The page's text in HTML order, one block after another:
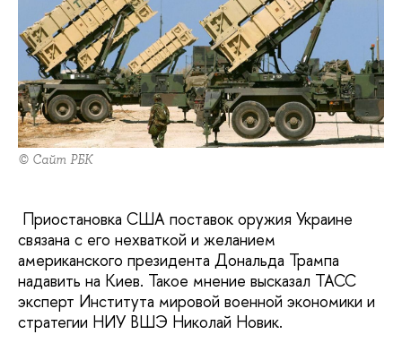
© Сайт РБК
Приостановка США поставок оружия Украине
связана с его нехваткой и желанием
американского президента Дональда Трампа
надавить на Киев. Такое мнение высказал ТАСС
эксперт Института мировой военной экономики и
стратегии НИУ ВШЭ Николай Новик.